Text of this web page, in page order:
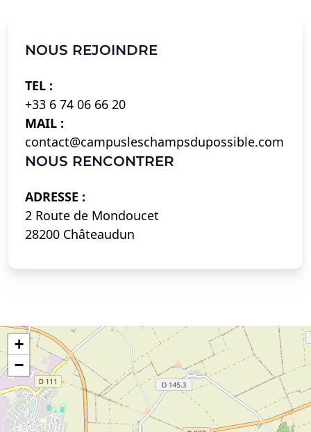
NOUS REJOINDRE
TEL :
+33 6 74 06 66 20
MAIL :
contact@campusleschampsdupossible.com
NOUS RENCONTRER
ADRESSE :
2 Route de Mondoucet
28200 Châteaudun
+
−